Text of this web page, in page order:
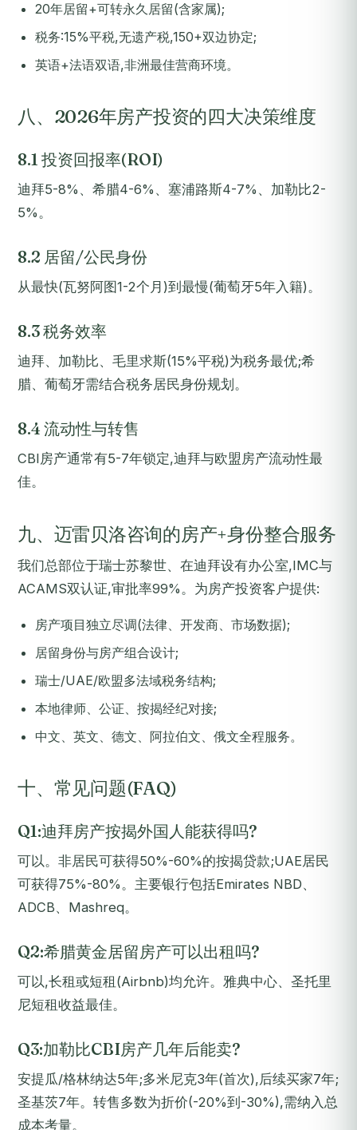
20年居留+可转永久居留(含家属);
税务:15%平税,无遗产税,150+双边协定;
英语+法语双语,非洲最佳营商环境。
八、2026年房产投资的四大决策维度
8.1 投资回报率(ROI)
迪拜5-8%、希腊4-6%、塞浦路斯4-7%、加勒比2-
5%。
8.2 居留/公民身份
从最快(瓦努阿图1-2个月)到最慢(葡萄牙5年入籍)。
8.3 税务效率
迪拜、加勒比、毛里求斯(15%平税)为税务最优;希
腊、葡萄牙需结合税务居民身份规划。
8.4 流动性与转售
CBI房产通常有5-7年锁定,迪拜与欧盟房产流动性最
佳。
九、迈雷贝洛咨询的房产+身份整合服务
我们总部位于瑞士苏黎世、在迪拜设有办公室,IMC与
ACAMS双认证,审批率99%。为房产投资客户提供:
房产项目独立尽调(法律、开发商、市场数据);
居留身份与房产组合设计;
瑞士/UAE/欧盟多法域税务结构;
本地律师、公证、按揭经纪对接;
中文、英文、德文、阿拉伯文、俄文全程服务。
十、常见问题(FAQ)
Q1:迪拜房产按揭外国人能获得吗?
可以。非居民可获得50%-60%的按揭贷款;UAE居民
可获得75%-80%。主要银行包括Emirates NBD、
ADCB、Mashreq。
Q2:希腊黄金居留房产可以出租吗?
可以,长租或短租(Airbnb)均允许。雅典中心、圣托里
尼短租收益最佳。
Q3:加勒比CBI房产几年后能卖?
安提瓜/格林纳达5年;多米尼克3年(首次),后续买家7年;
圣基茨7年。转售多数为折价(-20%到-30%),需纳入总
成本考量。